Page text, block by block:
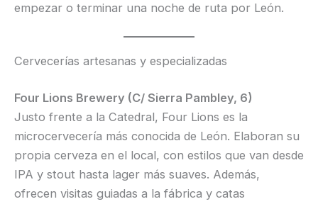
empezar o terminar una noche de ruta por León.
Cervecerías artesanas y especializadas
Four Lions Brewery (C/ Sierra Pambley, 6)
Justo frente a la Catedral, Four Lions es la
microcervecería más conocida de León. Elaboran su
propia cerveza en el local, con estilos que van desde
IPA y stout hasta lager más suaves. Además,
ofrecen visitas guiadas a la fábrica y catas